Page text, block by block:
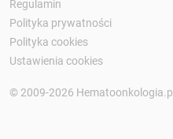
Regulamin
Polityka prywatności
Polityka cookies
Ustawienia cookies
© 2009-2026 Hematoonkologia.pl